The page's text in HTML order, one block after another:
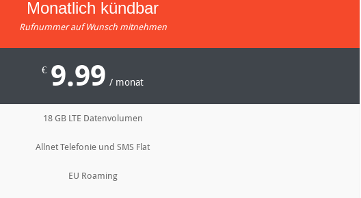
Monatlich kündbar
Rufnummer auf Wunsch mitnehmen
€ 9.99 / monat
18 GB LTE Datenvolumen
Allnet Telefonie und SMS Flat
EU Roaming